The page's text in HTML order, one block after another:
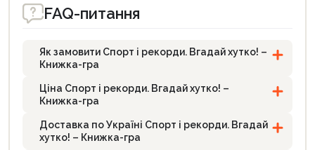
FAQ-питання
Як замовити Спорт і рекорди. Вгадай хутко! –
Книжка-гра
Ціна Спорт і рекорди. Вгадай хутко! –
Книжка-гра
Доставка по Україні Спорт і рекорди. Вгадай
хутко! – Книжка-гра